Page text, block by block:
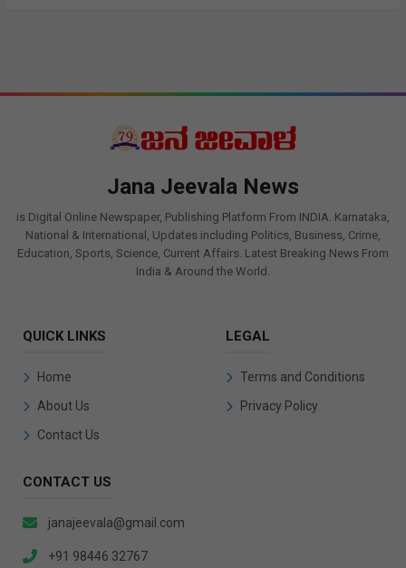
Jana Jeevala News
is Digital Online Newspaper, Publishing Platform From INDIA. Karnataka,
National & International, Updates including Politics, Business, Crime,
Education, Sports, Science, Current Affairs. Latest Breaking News From
India & Around the World.
QUICK LINKS
Home
About Us
Contact Us
LEGAL
Terms and Conditions
Privacy Policy
CONTACT US
janajeevala@gmail.com
+91 98446 32767